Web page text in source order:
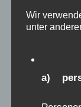
Wir
unter
a)